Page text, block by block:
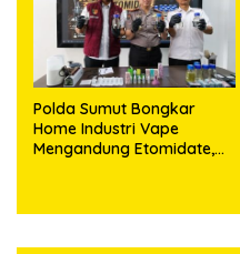
Polda Sumut Bongkar
Home Industri Vape
Mengandung Etomidate,